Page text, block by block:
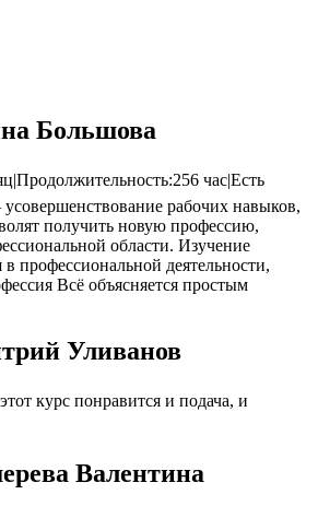
Большова
час|Есть
рабочих навыков,
получить новую профессию,
области. Изучение
профессиональной деятельности,
Всё объясняется простым
Уливанов
курс понравится и подача, и
Валентина